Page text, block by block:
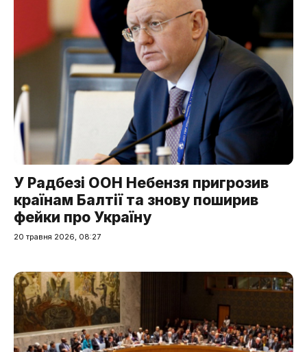
У Радбезі ООН Небензя пригрозив
країнам Балтії та знову поширив
фейки про Україну
20 травня 2026, 08:27